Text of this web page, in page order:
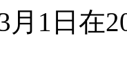
月1日在